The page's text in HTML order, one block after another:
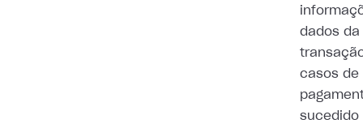
dados da
casos de
sucedido